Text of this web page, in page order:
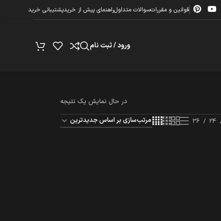
قوانین و مقرراتسوالات متداولراهنمای پیش از خریدپشتیبانی خرید
ورود / ثبت نام
در حال نمایش یک نتیجه
24
36